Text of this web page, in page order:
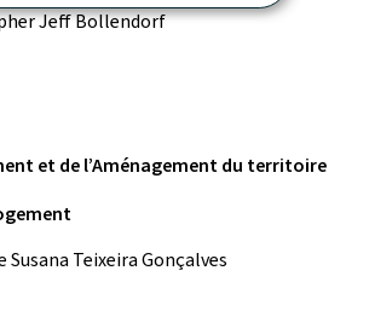
Jeff Bollendorf
et de l’Aménagement du territoire
Susana Teixeira Gonçalves